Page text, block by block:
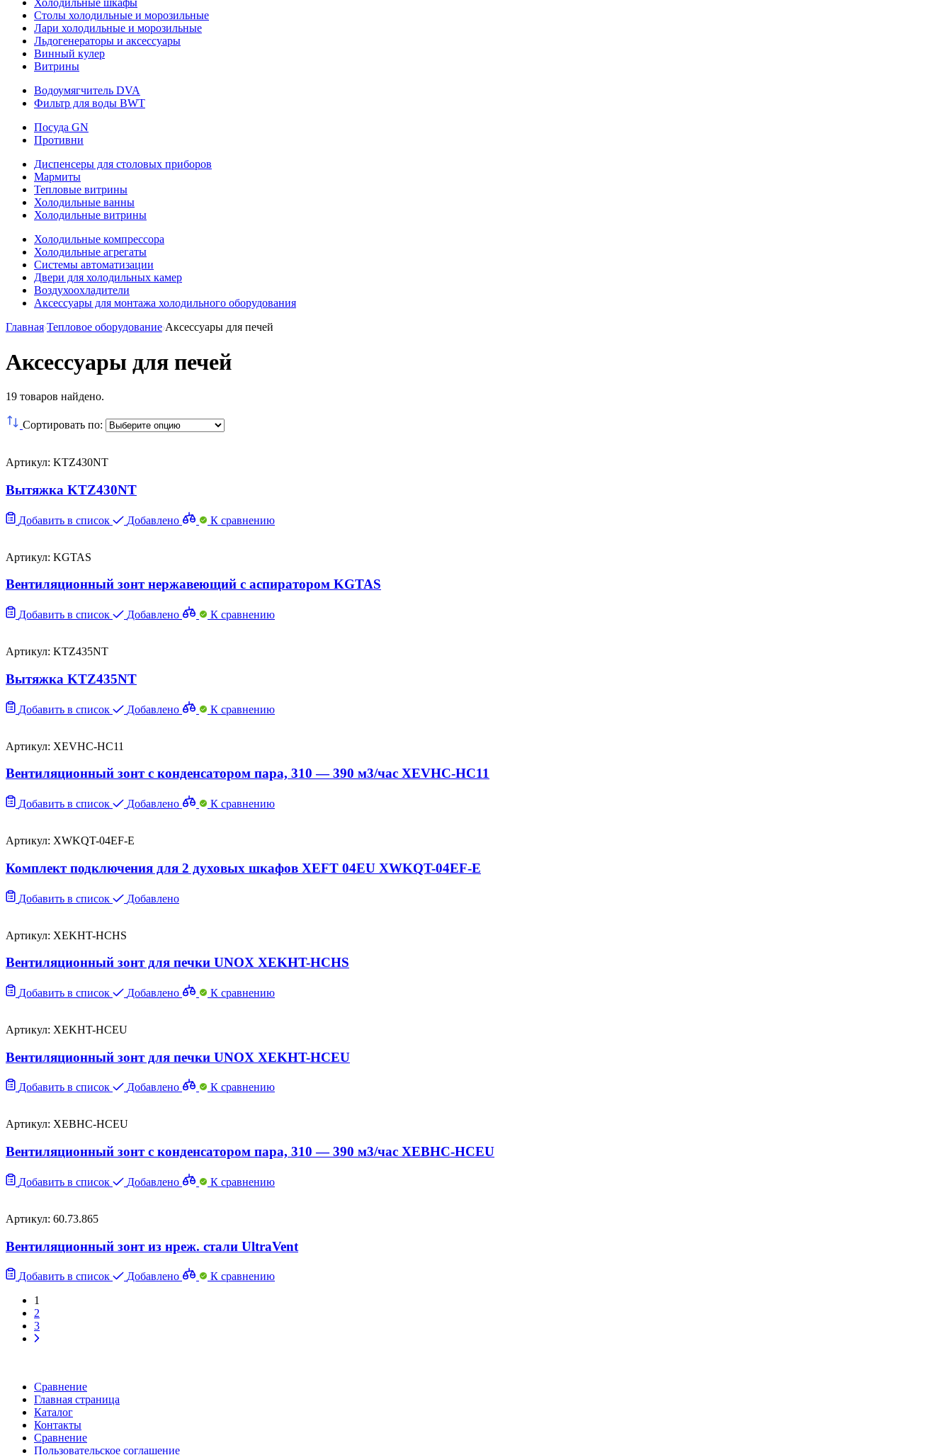
Холодильные шкафы
Столы холодильные и морозильные
Лари холодильные и морозильные
Льдогенераторы и аксессуары
Винный кулер
Витрины
Водоумягчитель DVA
Фильтр для воды BWT
Посуда GN
Противни
Диспенсеры для столовых приборов
Мармиты
Тепловые витрины
Холодильные ванны
Холодильные витрины
Холодильные компрессора
Холодильные агрегаты
Системы автоматизации
Двери для холодильных камер
Воздухоохладители
Аксессуары для монтажа холодильного оборудования
Главная Тепловое оборудование Аксессуары для печей
Аксессуары для печей
19 товаров найдено.
Сортировать по:
Артикул: KTZ430NT
Вытяжка KTZ430NT
Добавить в список Добавлено К сравнению
Артикул: KGTAS
Вентиляционный зонт нержавеющий с аспиратором KGTAS
Добавить в список Добавлено К сравнению
Артикул: KTZ435NT
Вытяжка KTZ435NT
Добавить в список Добавлено К сравнению
Артикул: XEVHC-HC11
Вентиляционный зонт с конденсатором пара, 310 — 390 м3/час XEVHC-HC11
Добавить в список Добавлено К сравнению
Артикул: XWKQT-04EF-E
Комплект подключения для 2 духовых шкафов XEFT 04EU XWKQT-04EF-E
Добавить в список Добавлено
Артикул: XEKHT-HCHS
Вентиляционный зонт для печки UNOX XEKHT-HCHS
Добавить в список Добавлено К сравнению
Артикул: XEKHT-HCEU
Вентиляционный зонт для печки UNOX XEKHT-HCEU
Добавить в список Добавлено К сравнению
Артикул: XEBHC-HCEU
Вентиляционный зонт с конденсатором пара, 310 — 390 м3/час XEBHC-HCEU
Добавить в список Добавлено К сравнению
Артикул: 60.73.865
Вентиляционный зонт из нреж. стали UltraVent
Добавить в список Добавлено
К сравнению
1
2
3
Сравнение
Главная страница
Каталог
Контакты
Сравнение
Пользовательское соглашение